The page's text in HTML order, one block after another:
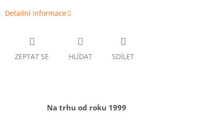
Detailní informace
ZEPTAT SE HLÍDAT SDÍLET
Na trhu od roku 1999